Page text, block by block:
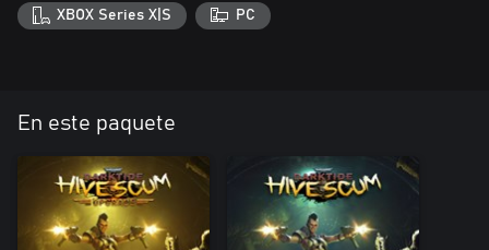
XBOX Series X|S PC
En este paquete